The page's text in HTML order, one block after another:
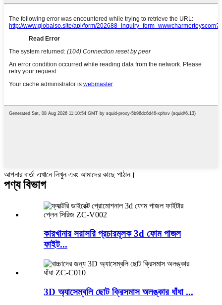
আপনার বার্তা এখানে লিখুন এবং আমাদের কাছে পাঠান।
পণ্য বিভাগ
কারখানার সরাসরি প্রচারমূলক 3d ফোম পাজল
ফাইট...
3D অ্যাসেম্বলি ছোট ক্রিসমাস অলঙ্কার ধাঁধা ...